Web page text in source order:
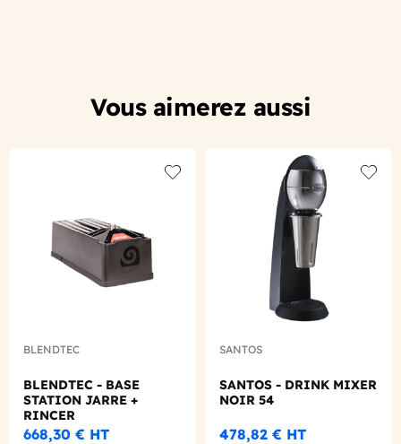
Vous aimerez aussi
BLENDTEC
BLENDTEC - BASE
STATION JARRE +
RINCER
668,30 € HT
SANTOS
SANTOS - DRINK MIXER
NOIR 54
478,82 € HT